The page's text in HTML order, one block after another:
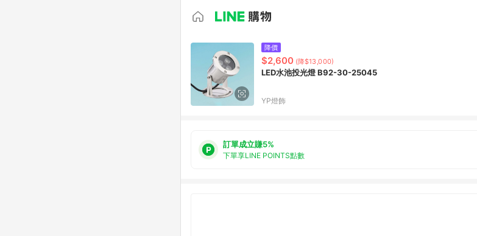
降價
$2,600 (降$13,000)
LED水池投光燈 B92-30-25045
YP燈飾
訂單成立賺5%
下單享LINE POINTS點數